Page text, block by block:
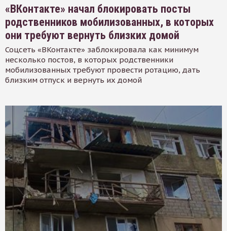
«ВКонтакте» начал блокировать посты
родственников мобилизованных, в которых
они требуют вернуть близких домой
Соцсеть «ВКонтакте» заблокировала как минимум
несколько постов, в которых родственники
мобилизованных требуют провести ротацию, дать
близким отпуск и вернуть их домой